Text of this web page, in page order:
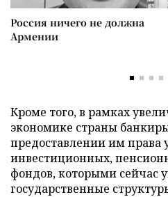
Россия ничего не должна
Армении
Кроме того, в рамках
экономике страны
предоставлении им права
инвестиционных,
фондов, которыми сейчас
государственные